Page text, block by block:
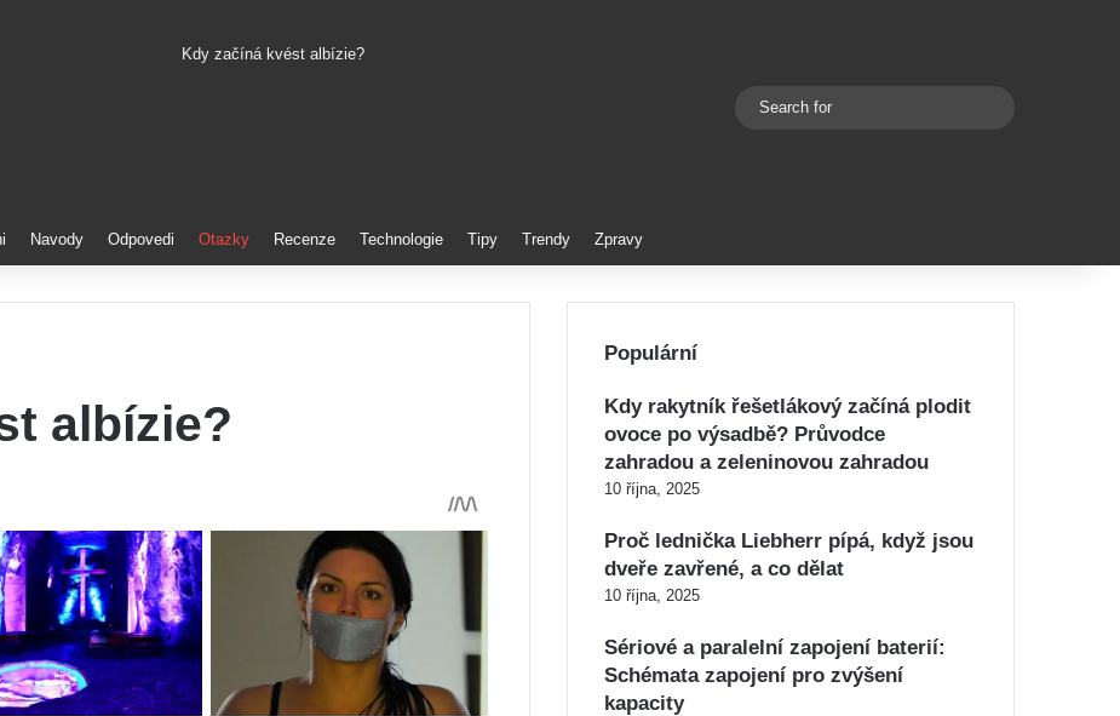
Kdy začíná kvést albízie?
Switch skin
Navody Odpovedi Otazky Recenze Technologie Tipy Trendy Zpravy
albízie?
Populární
Kdy rakytník řešetlákový začíná plodit
ovoce po výsadbě? Průvodce
zahradou a zeleninovou zahradou
10 října, 2025
Proč lednička Liebherr pípá, když jsou
dveře zavřené, a co dělat
10 října, 2025
Sériové a paralelní zapojení baterií:
Schémata zapojení pro zvýšení
kapacity